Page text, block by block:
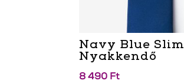
Navy Blue Slim
Nyakkendő
8 490 Ft